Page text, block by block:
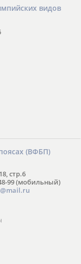
видов
(ВФБП)
стр.6
99 (мобильный)